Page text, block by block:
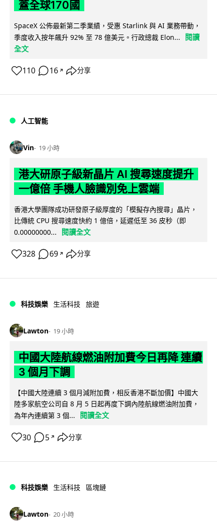
蓋全球170國
SpaceX 公佈最新第二季業績，受惠 Starlink 與 AI 業務帶動，
季度收入按年飆升 92% 至 78 億美元。行政總裁 Elon...
閱讀
全文
110 16 ↗ 分享
人工智能
Vin 19 小時
港大研原子級新晶片 AI 搜尋速度提升
一億倍 手機人臉識別免上雲端
香港大學團隊成功研發原子級厚度的「模擬存內搜尋」晶片，
比傳統 CPU 搜尋速度快約 1 億倍，延遲低至 36 皮秒（即
0.00000000...
閱讀全文
328 69 ↗ 分享
科技娛樂 生活科技 旅遊
Lawton 19 小時
中國大陸航線燃油附加費今日再降 連續
3 個月下調
【中國大陸連續 3 個月減附加費，相反香港不斷加價】中國大
陸多家航空公司自 8 月 5 日起再度下調內陸航線燃油附加費，
為年內連續第 3 個...
閱讀全文
30 5 ↗ 分享
科技娛樂 生活科技 區塊鏈
Lawton 20 小時